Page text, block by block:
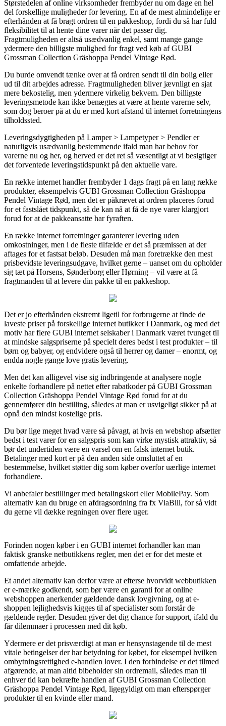
Størstedelen af online virksomheder frembyder nu om dage en hel
del forskellige muligheder for levering. En af de mest almindelige er
efterhånden at få bragt ordren til en pakkeshop, fordi du så har fuld
fleksibilitet til at hente dine varer når det passer dig.
Fragtmuligheden er altså usædvanlig enkel, samt mange gange
ydermere den billigste mulighed for fragt ved køb af GUBI
Grossman Collection Gräshoppa Pendel Vintage Rød.
Du burde omvendt tænke over at få ordren sendt til din bolig eller
ud til dit arbejdes adresse. Fragtmuligheden bliver jævnligt en sjat
mere bekostelig, men ydermere virkelig bekvem. Den billigste
leveringsmetode kan ikke benægtes at være at hente varerne selv,
som dog beroer på at du er med kort afstand til internet forretningens
tilholdssted.
Leveringsdygtigheden på Lamper > Lampetyper > Pendler er
naturligvis usædvanlig bestemmende ifald man har behov for
varerne nu og her, og herved er det ret så væsentligt at vi besigtiger
det forventede leveringstidspunkt på den aktuelle vare.
En række internet handler frembyder 1 dags fragt på en lang række
produkter, eksempelvis GUBI Grossman Collection Gräshoppa
Pendel Vintage Rød, men det er påkrævet at ordren placeres forud
for et fastslået tidspunkt, så de kan nå at få de nye varer klargjort
forud for at de pakkeansatte har fyraften.
En række internet forretninger garanterer levering uden
omkostninger, men i de fleste tilfælde er det så præmissen at der
aftages for et fastsat beløb. Desuden må man foretrække den mest
prisbevidste leveringsudgave, hvilket gerne – uanset om du opholder
sig tæt på Horsens, Sønderborg eller Hørning – vil være at få
fragtmanden til at levere din pakke til en pakkeshop.
Det er jo efterhånden ekstremt ligetil for forbrugerne at finde de
laveste priser på forskellige internet butikker i Danmark, og med det
motiv har flere GUBI internet selskaber i Danmark været tvunget til
at mindske salgspriserne på specielt deres bedst i test produkter – til
børn og babyer, og endvidere også til herrer og damer – enormt, og
endda nogle gange love gratis levering.
Men det kan alligevel vise sig indbringende at analysere nogle
enkelte forhandlere på nettet efter rabatkoder på GUBI Grossman
Collection Gräshoppa Pendel Vintage Rød forud for at du
gennemfører din bestilling, således at man er usvigeligt sikker på at
opnå den mindst kostelige pris.
Du bør lige meget hvad være så påvagt, at hvis en webshop afsætter
bedst i test varer for en salgspris som kan virke mystisk attraktiv, så
bør det undertiden være en varsel om en falsk internet butik.
Betalinger med kort er på den anden side omsluttet af en
bestemmelse, hvilket støtter dig som køber overfor uærlige internet
forhandlere.
Vi anbefaler bestillinger med betalingskort eller MobilePay. Som
alternativ kan du bruge en afdragsordning fra fx ViaBill, for så vidt
du gerne vil dække regningen over flere uger.
Forinden nogen køber i en GUBI internet forhandler kan man
faktisk granske netbutikkens regler, men det er for det meste et
omfattende arbejde.
Et andet alternativ kan derfor være at efterse hvorvidt webbutikken
er e-mærke godkendt, som bør være en garanti for at online
webshoppen anerkender gældende dansk lovgivning, og at e-
shoppen lejlighedsvis kigges til af specialister som forstår de
gældende regler. Desuden giver det dig chance for support, ifald du
får dilemmaer i processen med dit køb.
Ydermere er det prisværdigt at man er hensynstagende til de mest
vitale betingelser der har betydning for købet, for eksempel hvilken
ombytningsrettighed e-handlen lover. I den forbindelse er det tilmed
afgørende, at man altid bibeholder sin ordremail, således man til
enhver tid kan bekræfte handlen af GUBI Grossman Collection
Gräshoppa Pendel Vintage Rød, ligegyldigt om man efterspørger
produkter til en kvinde eller mand.